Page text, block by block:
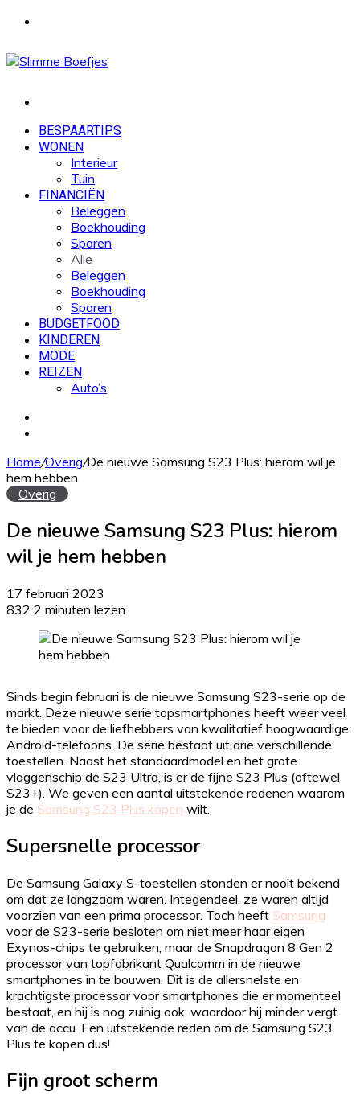
BESPAARTIPS
WONEN
Interieur
Tuin
FINANCIËN
Beleggen
Boekhouding
Sparen
Alle
Beleggen
Boekhouding
Sparen
BUDGETFOOD
KINDEREN
MODE
REIZEN
Auto’s
Home/Overig/De nieuwe Samsung S23 Plus: hierom wil je
hem hebben
Overig
De nieuwe Samsung S23 Plus: hierom
wil je hem hebben
17 februari 2023
832 2 minuten lezen
Sinds begin februari is de nieuwe Samsung S23-serie op de
markt. Deze nieuwe serie topsmartphones heeft weer veel
te bieden voor de liefhebbers van kwalitatief hoogwaardige
Android-telefoons. De serie bestaat uit drie verschillende
toestellen. Naast het standaardmodel en het grote
vlaggenschip de S23 Ultra, is er de fijne S23 Plus (oftewel
S23+). We geven een aantal uitstekende redenen waarom
je de Samsung S23 Plus kopen wilt.
Supersnelle processor
De Samsung Galaxy S-toestellen stonden er nooit bekend
om dat ze langzaam waren. Integendeel, ze waren altijd
voorzien van een prima processor. Toch heeft Samsung
voor de S23-serie besloten om niet meer haar eigen
Exynos-chips te gebruiken, maar de Snapdragon 8 Gen 2
processor van topfabrikant Qualcomm in de nieuwe
smartphones in te bouwen. Dit is de allersnelste en
krachtigste processor voor smartphones die er momenteel
bestaat, en hij is nog zuinig ook, waardoor hij minder vergt
van de accu. Een uitstekende reden om de Samsung S23
Plus te kopen dus!
Fijn groot scherm